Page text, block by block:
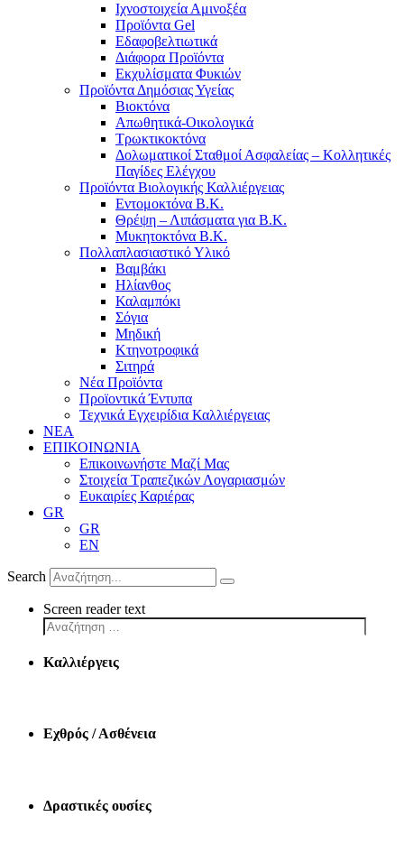
Ιχνοστοιχεία Αμινοξέα
Προϊόντα Gel
Εδαφοβελτιωτικά
Διάφορα Προϊόντα
Εκχυλίσματα Φυκιών
Προϊόντα Δημόσιας Υγείας
Βιοκτόνα
Απωθητικά-Οικολογικά
Τρωκτικοκτόνα
Δολωματικοί Σταθμοί Ασφαλείας – Κολλητικές
Παγίδες Ελέγχου
Προϊόντα Βιολογικής Καλλιέργειας
Εντομοκτόνα Β.Κ.
Θρέψη – Λιπάσματα για Β.Κ.
Μυκητοκτόνα Β.Κ.
Πολλαπλασιαστικό Υλικό
Βαμβάκι
Ηλίανθος
Καλαμπόκι
Σόγια
Μηδική
Κτηνοτροφικά
Σιτηρά
Νέα Προϊόντα
Προϊοντικά Έντυπα
Τεχνικά Εγχειρίδια Καλλιέργειας
ΝΕΑ
ΕΠΙΚΟΙΝΩΝΙΑ
Επικοινωνήστε Μαζί Μας
Στοιχεία Τραπεζικών Λογαριασμών
Ευκαιρίες Καριέρας
GR
GR
EN
Search
Screen reader text
Καλλιέργεις
Εχθρός / Ασθένεια
Δραστικές ουσίες